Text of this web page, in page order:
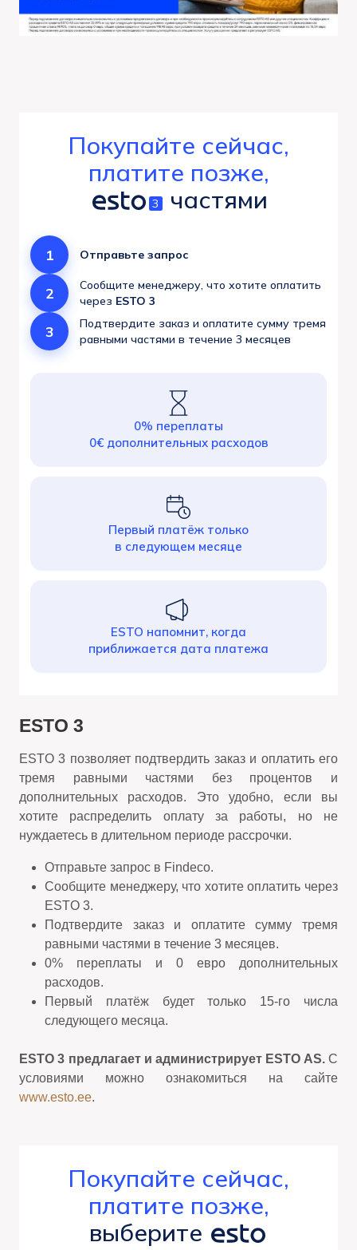
Покупайте сейчас,
платите позже,
3 частями
1 Отправьте запрос
2
Сообщите менеджеру, что хотите оплатить
через ESTO 3
3
Подтвердите заказ и оплатите сумму тремя
равными частями в течение 3 месяцев
0% переплаты
0€ дополнительных расходов
Первый платёж только
в следующем месяце
ESTO напомнит, когда
приближается дата платежа
ESTO 3
ESTO 3 позволяет подтвердить заказ и оплатить его
тремя равными частями без процентов и
дополнительных расходов. Это удобно, если вы
хотите распределить оплату за работы, но не
нуждаетесь в длительном периоде рассрочки.
Отправьте запрос в Findeco.
Сообщите менеджеру, что хотите оплатить через
ESTO 3.
Подтвердите заказ и оплатите сумму тремя
равными частями в течение 3 месяцев.
0% переплаты и 0 евро дополнительных
расходов.
Первый платёж будет только 15-го числа
следующего месяца.
ESTO 3 предлагает и администрирует ESTO AS.С
условиями можно ознакомиться на сайте
www.esto.ee.
Покупайте сейчас,
платите позже,
выберите